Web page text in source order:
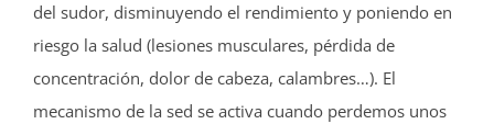
del sudor, disminuyendo el rendimiento y poniendo en
riesgo la salud (lesiones musculares, pérdida de
concentración, dolor de cabeza, calambres…). El
mecanismo de la sed se activa cuando perdemos unos